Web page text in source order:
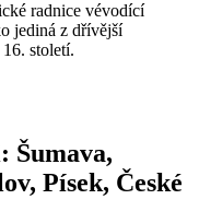
radnice vévodící
jediná z dřívější
století.
Šumava,
Písek, České